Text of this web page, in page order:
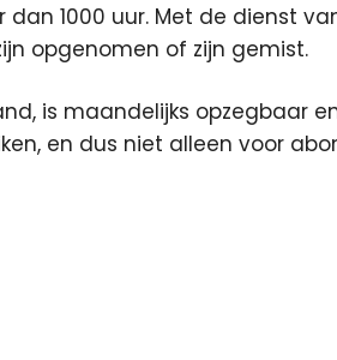
1000 uur. Met de dienst
opgenomen of zijn gemist.
is maandelijks opzegbaar
en dus niet alleen voor